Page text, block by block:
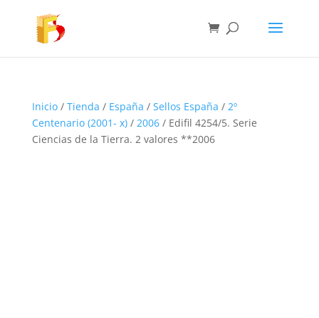
Inicio/ Tienda / España / Sellos España / 2º
Centenario (2001- x)/ 2006/ Edifil 4254/5. Serie
Ciencias de la Tierra. 2 valores **2006